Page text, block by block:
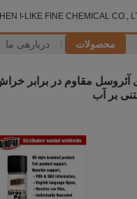
I-LIKE FINE CHEMICAL CO.,
محصولات دربارهی ما
آئروسل مقاوم در برابر
بر آب